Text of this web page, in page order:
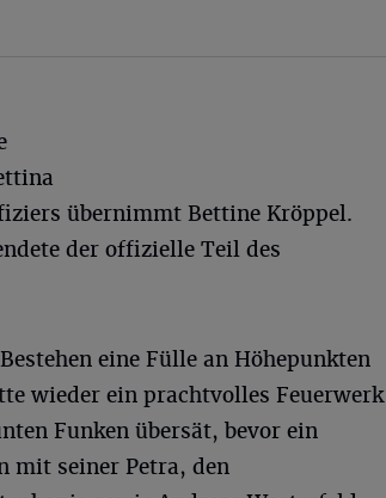
übernimmt Bettine Kröppel.
der offizielle Teil des
eine Fülle an Höhepunkten
wieder ein prachtvolles Feuerwerk
Funken übersät, bevor ein
mit seiner Petra, den